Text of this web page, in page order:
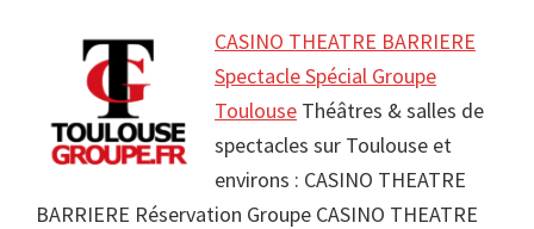
CASINO THEATRE BARRIERE
Spectacle Spécial Groupe
Toulouse Théâtres & salles de
spectacles sur Toulouse et
environs : CASINO THEATRE
BARRIERE Réservation Groupe CASINO THEATRE